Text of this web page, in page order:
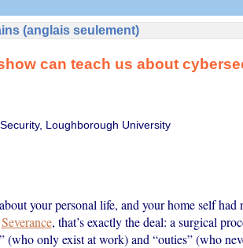
(anglais seulement)
can teach us about
Loughborough University
your personal life, and your home self had
Severance, that’s exactly the deal: a surgical
(who only exist at work) and “outies” (who